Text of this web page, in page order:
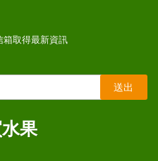
箱取得最新資訊
送出
果